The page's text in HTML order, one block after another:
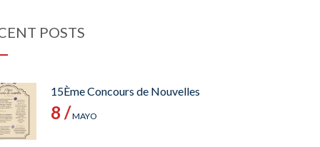
POSTS
15Ème Concours de Nouvelles
8 /MAYO